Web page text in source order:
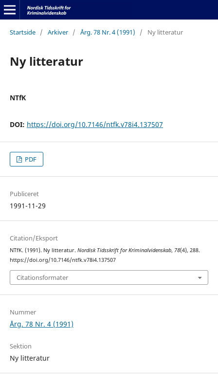
Startside / Arkiver / Årg. 78 Nr. 4 (1991) / Ny litteratur
Ny litteratur
NTfK
DOI: https://doi.org/10.7146/ntfk.v78i4.137507
PDF
Publiceret
1991-11-29
Citation/Eksport
NTfK. (1991). Ny litteratur. Nordisk Tidsskrift for Kriminalvidenskab, 78(4), 288.
https://doi.org/10.7146/ntfk.v78i4.137507
Citationsformater
Nummer
Årg. 78 Nr. 4 (1991)
Sektion
Ny litteratur